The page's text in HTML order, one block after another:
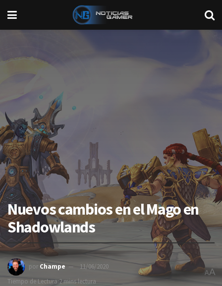
Nuevos cambios en el Mago en
Shadowlands
por Champe
11/06/2020
Tiempo de Lectura:2 mins lectura
AA